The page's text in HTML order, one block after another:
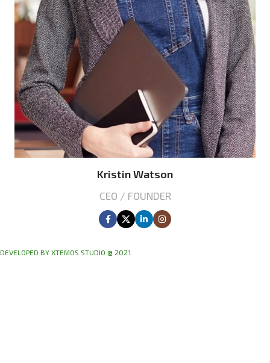
Kristin Watson
CEO / FOUNDER
DEVELOPED BY XTEMOS STUDIO @ 2021.